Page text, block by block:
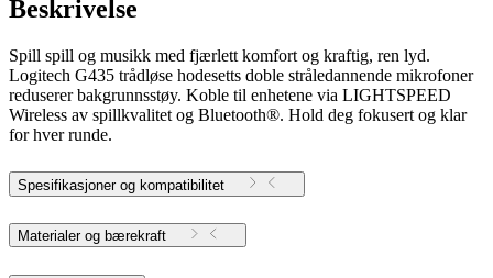
Beskrivelse
Spill spill og musikk med fjærlett komfort og kraftig, ren lyd.
Logitech G435 trådløse hodesetts doble stråledannende mikrofoner
reduserer bakgrunnsstøy. Koble til enhetene via LIGHTSPEED
Wireless av spillkvalitet og Bluetooth®. Hold deg fokusert og klar
for hver runde.
Spesifikasjoner og kompatibilitet
Materialer og bærekraft